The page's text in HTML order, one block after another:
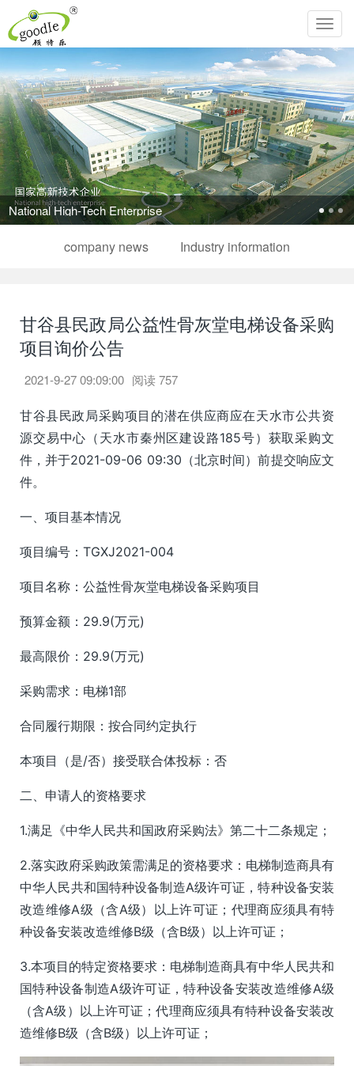
National High-Tech Enterprise
company news Industry information
甘谷县民政局公益性骨灰堂电梯设备采购
项目询价公告
2021-9-27 09:09:00 阅读757
甘谷县民政局采购项目的潜在供应商应在天水市公共资
源交易中心（天水市秦州区建设路185号）获取采购文
件，并于2021-09-06 09:30（北京时间）前提交响应文
件。
一、项目基本情况
项目编号：TGXJ2021-004
项目名称：公益性骨灰堂电梯设备采购项目
预算金额：29.9(万元)
最高限价：29.9(万元)
采购需求：电梯1部
合同履行期限：按合同约定执行
本项目（是/否）接受联合体投标：否
二、申请人的资格要求
1.满足《中华人民共和国政府采购法》第二十二条规定；
2.落实政府采购政策需满足的资格要求：电梯制造商具有
中华人民共和国特种设备制造A级许可证，特种设备安装
改造维修A级（含A级）以上许可证；代理商应须具有特
种设备安装改造维修B级（含B级）以上许可证；
3.本项目的特定资格要求：电梯制造商具有中华人民共和
国特种设备制造A级许可证，特种设备安装改造维修A级
（含A级）以上许可证；代理商应须具有特种设备安装改
造维修B级（含B级）以上许可证；